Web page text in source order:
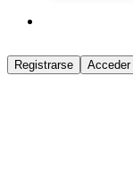
Comprar
Compra
Vende tus
Registrarse Acceder